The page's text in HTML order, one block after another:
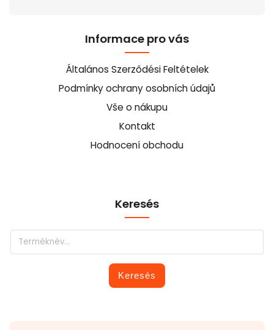
Informace pro vás
Általános Szerződési Feltételek
Podmínky ochrany osobních údajů
Vše o nákupu
Kontakt
Hodnocení obchodu
Keresés
Keresés